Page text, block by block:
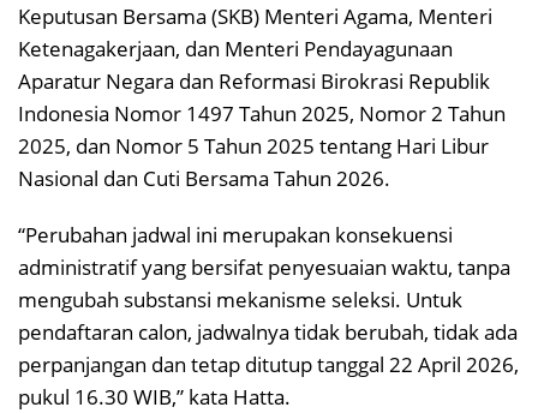
Keputusan Bersama (SKB) Menteri Agama, Menteri
Ketenagakerjaan, dan Menteri Pendayagunaan
Aparatur Negara dan Reformasi Birokrasi Republik
Indonesia Nomor 1497 Tahun 2025, Nomor 2 Tahun
2025, dan Nomor 5 Tahun 2025 tentang Hari Libur
Nasional dan Cuti Bersama Tahun 2026.
“Perubahan jadwal ini merupakan konsekuensi
administratif yang bersifat penyesuaian waktu, tanpa
mengubah substansi mekanisme seleksi. Untuk
pendaftaran calon, jadwalnya tidak berubah, tidak ada
perpanjangan dan tetap ditutup tanggal 22 April 2026,
pukul 16.30 WIB,” kata Hatta.